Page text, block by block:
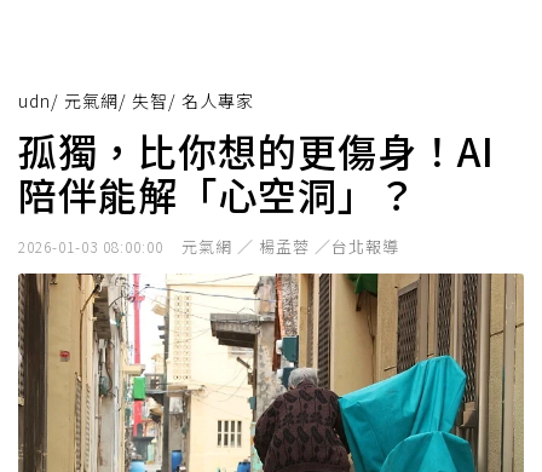
udn/ 元氣網/ 失智/ 名人專家
孤獨，比你想的更傷身！AI
陪伴能解「心空洞」？
2026-01-03 08:00:00 元氣網 ／ 楊孟蓉 ／台北報導